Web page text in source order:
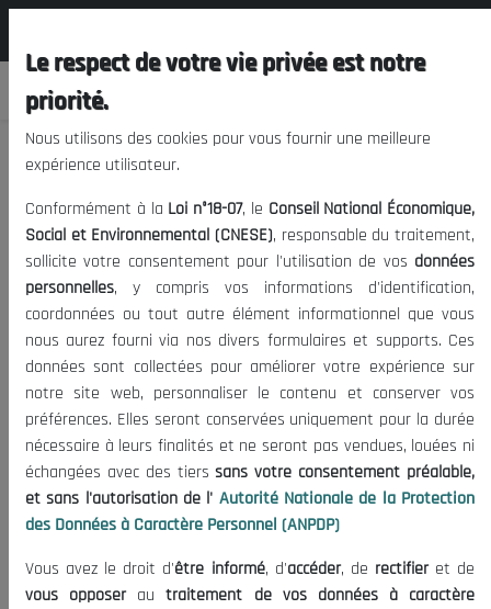
Date de publication: 08/05/2019 | Tags:
Opportunités d investissement en Algerie Visites: 953
Algérie : la journée de l'énergie
Algérie : la journée de l'énergie
Le respect de votre vie privée est notre
priorité.
Nous utilisons des cookies pour vous fournir une meilleure
expérience utilisateur.
Conformément à la Loi n°18-07, le Conseil National Économique,
Social et Environnemental (CNESE), responsable du traitement,
sollicite votre consentement pour l'utilisation de vos données
personnelles, y compris vos informations d'identification,
coordonnées ou tout autre élément informationnel que vous
nous aurez fourni via nos divers formulaires et supports. Ces
données sont collectées pour améliorer votre expérience sur
notre site web, personnaliser le contenu et conserver vos
préférences. Elles seront conservées uniquement pour la durée
nécessaire à leurs finalités et ne seront pas vendues, louées ni
échangées avec des tierssans votre consentement préalable,
et sans l'autorisation de l' Autorité Nationale de la Protection
des Données à Caractère Personnel (ANPDP)
Vous avez le droit d'être informé, d'accéder, de rectifieret de
vous opposerautraitement de vos données à caractère